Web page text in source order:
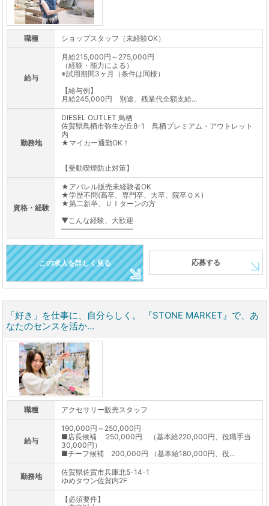
職種 ショップスタッフ（未経験OK）
給与
月給215,000円～275,000円
（経験・能力による）
※試用期間3ヶ月（条件は同様）
【給与例】
月給245,000円 別途、残業代全額支給...
勤務地
DIESEL OUTLET 鳥栖
佐賀県鳥栖市弥生が丘8-1 鳥栖プレミアム・アウトレット
内
★マイカー通勤OK！
【受動喫煙防止対策】
資格・経験
★アパレル販売未経験者OK
★学歴不問(高卒、専門卒、大卒、院卒ＯＫ)
★第二新卒、ＵＩターンの方
▼こんな経験、大歓迎
――――――――――
この求人を詳しく見る 応募する
「好き」を仕事に、自分らしく。 『STONE MARKET』で、あ
なたのセンスを活か...
職種 アクセサリー販売スタッフ
給与
190,000円～250,000円
■店長候補 250,000円 （基本給220,000円、役職手当
30,000円）
■チーフ候補 200,000円 （基本給180,000円、役...
勤務地
佐賀県佐賀市兵庫北5-14-1
ゆめタウン佐賀内2F
【必須要件】